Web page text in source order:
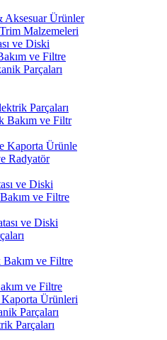
Ürünler
Malzemeleri
ve Diski
ve Filtre
Parçaları
Parçaları
Bakım ve Filtr
Kaporta Ürünle
Radyatör
ve Diski
ve Filtre
ve Diski
ve Filtre
ve Filtre
Ürünleri
Parçaları
Parçaları